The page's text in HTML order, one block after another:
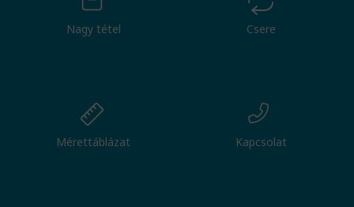
Nagy tétel Csere
Mérettáblázat Kapcsolat